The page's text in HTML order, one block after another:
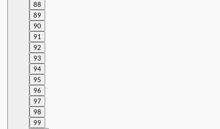
88
89
90
91
92
93
94
95
96
97
98
99